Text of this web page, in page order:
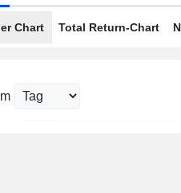
Chart Total Return-Chart